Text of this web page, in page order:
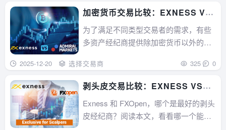
利策略的经纪商外，还必须考虑交易成
本，尤其是点差。...
加密货币交易比较：EXNESS VS
ADMIRAL MARKETS
为了满足不同类型交易者的需求，有些
多资产经纪商提供除加密货币以外的多
是其中之二。...
2025-12-20 选择交易商 325 0
剥头皮交易比较：EXNESS VS
FXOPEN
Exness 和 FXOpen，哪个是最好的剥头
皮经纪商？阅读本文，看看哪一个能提